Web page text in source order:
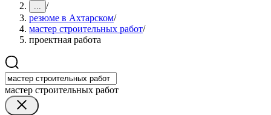
... /
резюме в Ахтарском/
мастер строительных работ/
проектная работа
мастер строительных работ